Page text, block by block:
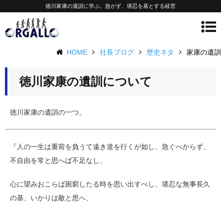
徳川家康の遺訓に学ぶ。急がず、堪忍を基とする経営
HOME 社長ブログ 歴史ネタ 家康の遺訓
徳川家康の遺訓について
徳川家康の遺訓の一つ。
『人の一生は重荷を負うて遠き道を行くが如し、急ぐべからず、
不自由を常と思へば不足なし、
心に望みおこらば困窮したる時を思い出すべし、堪忍な無事長久
の基、いかりは敵と思へ、